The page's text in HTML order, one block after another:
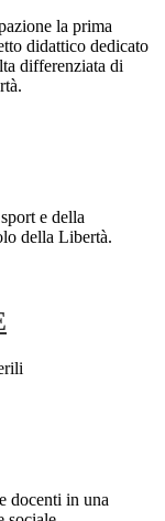
la prima
didattico dedicato
differenziata di
e della
della Libertà.
docenti in una